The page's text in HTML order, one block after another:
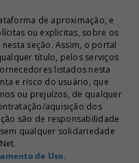
de aproximação, e
ou explicitas, sobre os
seção. Assim, o portal
título, pelos serviços
listados nesta
e risco do usuário, que
ou prejuízos, de qualquer
aquisição dos
são de responsabilidade
qualquer solidariedade
de Uso.